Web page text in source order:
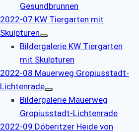
Gesundbrunnen
2022-07 KW Tiergarten mit
Skulpturen
Bildergalerie KW Tiergarten
mit Skulpturen
2022-08 Mauerweg Gropiusstadt-
Lichtenrade
Bildergalerie Mauerweg
Gropiusstadt-Lichtenrade
2022-09 Döberitzer Heide von